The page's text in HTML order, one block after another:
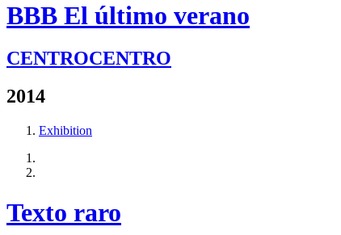
BBB El último verano
CENTROCENTRO
2014
Exhibition
Texto raro